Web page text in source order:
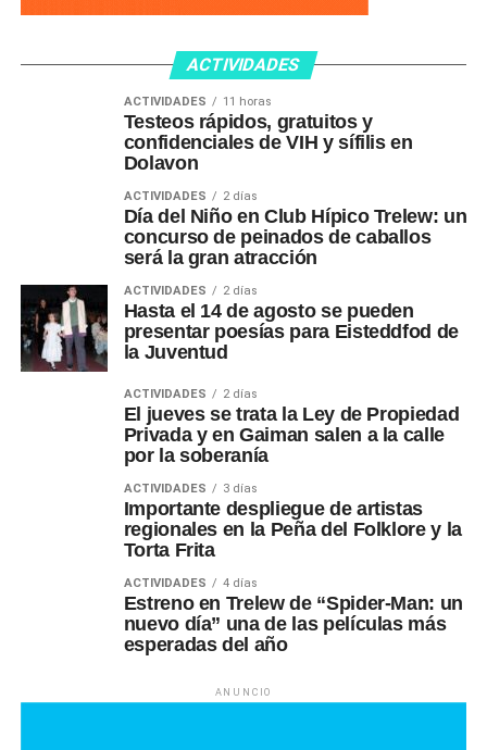
ACTIVIDADES
ACTIVIDADES 11 horas
Testeos rápidos, gratuitos y
confidenciales de VIH y sífilis en
Dolavon
ACTIVIDADES 2 días
Día del Niño en Club Hípico Trelew: un
concurso de peinados de caballos
será la gran atracción
ACTIVIDADES 2 días
Hasta el 14 de agosto se pueden
presentar poesías para Eisteddfod de
la Juventud
ACTIVIDADES 2 días
El jueves se trata la Ley de Propiedad
Privada y en Gaiman salen a la calle
por la soberanía
ACTIVIDADES 3 días
Importante despliegue de artistas
regionales en la Peña del Folklore y la
Torta Frita
ACTIVIDADES 4 días
Estreno en Trelew de “Spider-Man: un
nuevo día” una de las películas más
esperadas del año
ANUNCIO